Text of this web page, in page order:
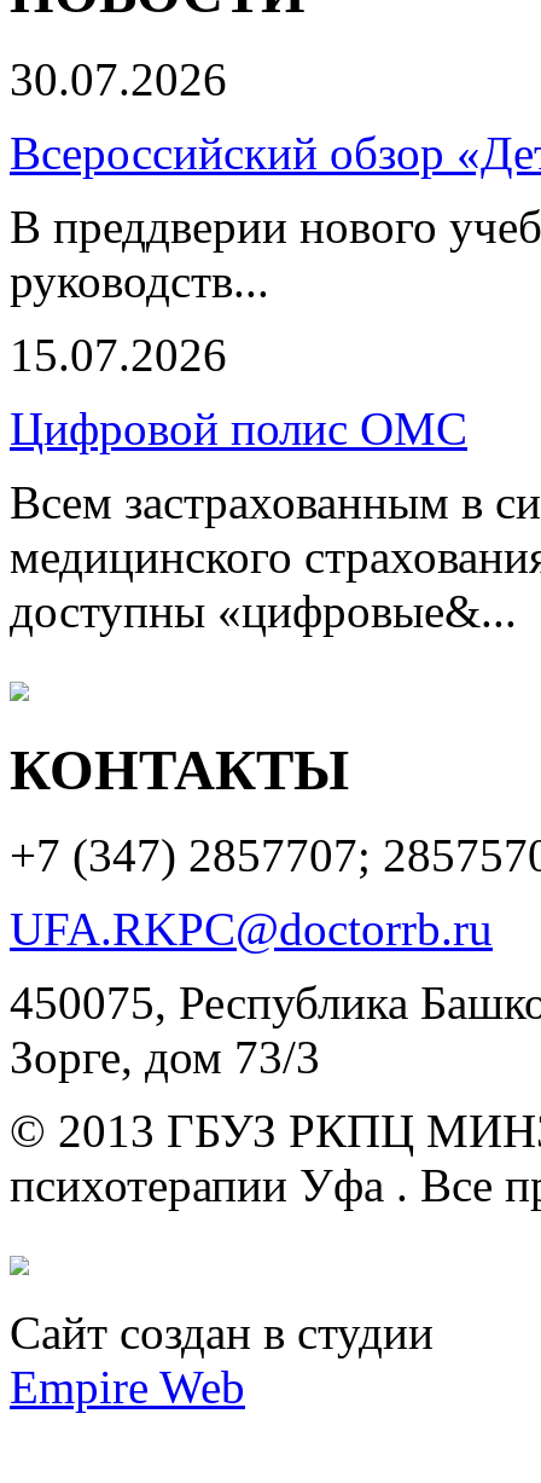
30.07.2026
Всероссийский обзор
В преддверии нового
руководств...
15.07.2026
Цифровой полис ОМС
Всем застрахованным в
медицинского
доступны «цифровые&...
КОНТАКТЫ
+7 (347) 2857707;
UFA.RKPC@doctorrb.ru
450075, Республика
Зорге, дом 73/3
© 2013 ГБУЗ РКПЦ
психотерапии Уфа . Все
Сайт создан в студии
Empire Web